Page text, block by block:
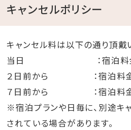
キャンセルポリシー
キャンセル料は以下の通り頂戴
当日 ：宿泊料金の
２日前から ：宿泊料金
７日前から ：宿泊料金
※宿泊プランや日毎に、別途キ
されている場合があります。